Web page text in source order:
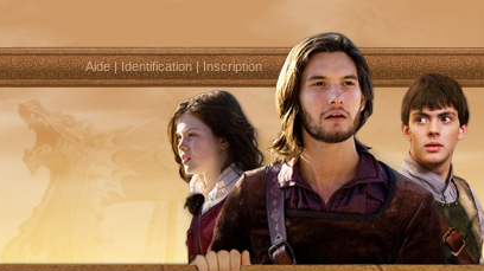
Aide|Identification|Inscription